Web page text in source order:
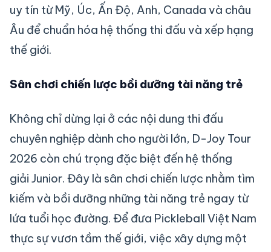
uy tín từ Mỹ, Úc, Ấn Độ, Anh, Canada và châu
Âu để chuẩn hóa hệ thống thi đấu và xếp hạng
thế giới.
Sân chơi chiến lược bồi dưỡng tài năng trẻ
Không chỉ dừng lại ở các nội dung thi đấu
chuyên nghiệp dành cho người lớn, D-Joy Tour
2026 còn chú trọng đặc biệt đến hệ thống
giải Junior. Đây là sân chơi chiến lược nhằm tìm
kiếm và bồi dưỡng những tài năng trẻ ngay từ
lứa tuổi học đường. Để đưa Pickleball Việt Nam
thực sự vươn tầm thế giới, việc xây dựng một